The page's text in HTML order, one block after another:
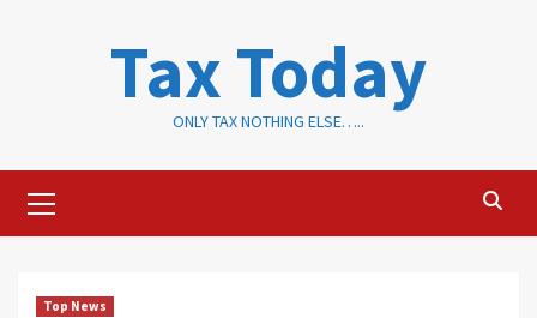
Tax Today
ONLY TAX NOTHING ELSE…..
Menu
Top News